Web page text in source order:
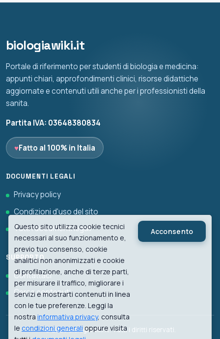
biologiawiki.it
Portale di riferimento per studenti di biologia e medicina:
appunti chiari, approfondimenti clinici, risorse didattiche
aggiornate e contenuti utili anche per i professionisti della
sanita.
Partita IVA: 03648380834
♥Fatto al 100% in Italia
DOCUMENTI LEGALI
Privacy policy
Condizioni d'uso del sito
Tutti i documenti legali
SUPPORTO
Contattaci
Cerca contenuti
© 2026 biologiawiki.it. Tutti i diritti riservati.
Questo sito utilizza cookie tecnici
necessari al suo funzionamento e,
previo tuo consenso, cookie
analitici non anonimizzati e cookie
di profilazione, anche di terze parti,
per misurare il traffico, migliorare i
servizi e mostrarti contenuti in linea
con le tue preferenze. Leggi la
nostra informativa privacy, consulta
le condizioni generalioppure visita
Acconsento